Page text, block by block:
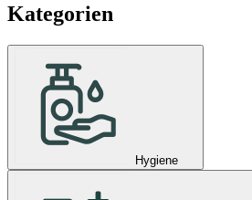
Kategorien
Hygiene